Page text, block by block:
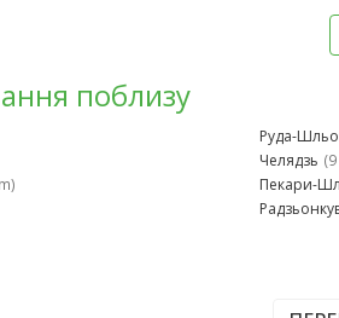
поблизу
Руда-
Челядзь
Пекари-